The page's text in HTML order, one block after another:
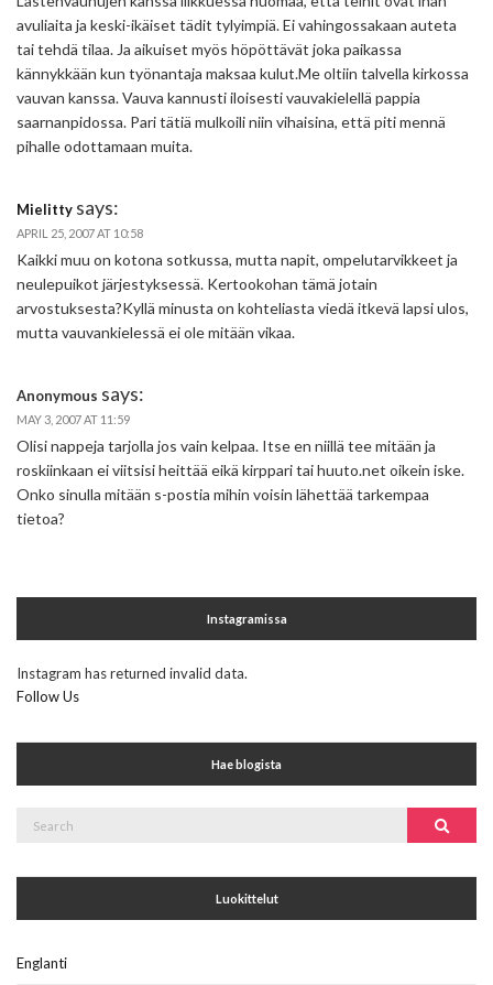
avuliaita ja keski-ikäiset tädit tylyimpiä. Ei vahingossakaan auteta
tai tehdä tilaa. Ja aikuiset myös höpöttävät joka paikassa
kännykkään kun työnantaja maksaa kulut.Me oltiin talvella kirkossa
vauvan kanssa. Vauva kannusti iloisesti vauvakielellä pappia
saarnanpidossa. Pari tätiä mulkoili niin vihaisina, että piti mennä
pihalle odottamaan muita.
Mielitty says:
APRIL 25, 2007 AT 10:58
Kaikki muu on kotona sotkussa, mutta napit, ompelutarvikkeet ja
neulepuikot järjestyksessä. Kertookohan tämä jotain
arvostuksesta?Kyllä minusta on kohteliasta viedä itkevä lapsi ulos,
mutta vauvankielessä ei ole mitään vikaa.
Anonymous says:
MAY 3, 2007 AT 11:59
Olisi nappeja tarjolla jos vain kelpaa. Itse en niillä tee mitään ja
roskiinkaan ei viitsisi heittää eikä kirppari tai huuto.net oikein iske.
Onko sinulla mitään s-postia mihin voisin lähettää tarkempaa
tietoa?
Instagramissa
Instagram has returned invalid data.
Follow Us
Hae blogista
Search
Luokittelut
Englanti